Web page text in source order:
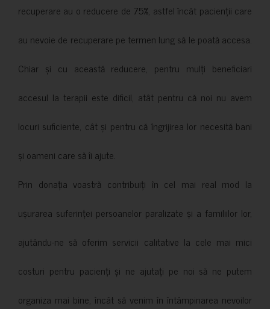
recuperare au o reducere de 75%, astfel încât pacienții care
au nevoie de recuperare pe termen lung să le poată accesa.
Chiar și cu această reducere, pentru mulți beneficiari
accesul la terapii este dificil, atât pentru că noi nu avem
locuri suficiente, cât și pentru că îngrijirea lor necesită bani
și oameni care să îi ajute.
Prin donația voastră contribuiți în cel mai real mod la
ușurarea suferinței persoanelor paralizate și a familiilor lor,
ajutându-ne să oferim servicii calitative la cele mai mici
costuri pentru pacienți și ne ajutați pe noi să ne putem
organiza mai bine, încât să venim în întâmpinarea nevoilor